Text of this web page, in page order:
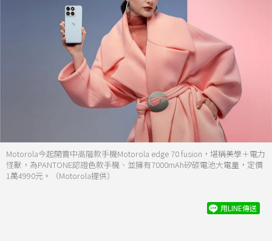
Motorola今起開賣中高階款手機Motorola edge 70 fusion，堪稱美學＋電力
怪獸，為PANTONE認證色款手機、並擁有7000mAh矽碳電池大電量，定價
1萬4990元。（Motorola提供）
用LINE傳送